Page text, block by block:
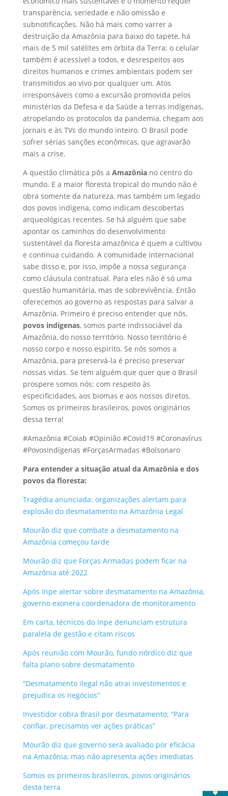
transparência, seriedade e não omissão e
subnotificações. Não há mais como varrer a
destruição da Amazônia para baixo do tapete, há
mais de 5 mil satélites em órbita da Terra; o celular
também é acessível a todos, e desrespeitos aos
direitos humanos e crimes ambientais podem ser
transmitidos ao vivo por qualquer um. Atos
irresponsáveis como a excursão promovida pelos
ministérios da Defesa e da Saúde a terras indígenas,
atropelando os protocolos da pandemia, chegam aos
jornais e às TVs do mundo inteiro. O Brasil pode
sofrer sérias sanções econômicas, que agravarão
mais a crise.
A questão climática pôs a Amazôniano centro do
mundo. E a maior floresta tropical do mundo não é
obra somente da natureza, mas também um legado
dos povos indígena, como indicam descobertas
arqueológicas recentes. Se há alguém que sabe
apontar os caminhos do desenvolvimento
sustentável da floresta amazônica é quem a cultivou
e continua cuidando. A comunidade internacional
sabe disso e, por isso, impõe a nossa segurança
como cláusula contratual. Para eles não é só uma
questão humanitária, mas de sobrevivência. Então
oferecemos ao governo as respostas para salvar a
Amazônia. Primeiro é preciso entender que nós,
povos indígenas, somos parte indissociável da
Amazônia, do nosso território. Nosso território é
nosso corpo e nosso espírito. Se nós somos a
Amazônia, para preservá-la é preciso preservar
nossas vidas. Se tem alguém que quer que o Brasil
prospere somos nós: com respeito às
especificidades, aos biomas e aos nossos diretos.
Somos os primeiros brasileiros, povos originários
dessa terra!
#Amazônia #Coiab #Opinião #Covid19 #Coronavírus
#PovosIndígenas #ForçasArmadas #Bolsonaro
Para entender a situação atual da Amazônia e dos
povos da floresta:
Tragédia anunciada: organizações alertam para
explosão do desmatamento na Amazônia Legal
Mourão diz que combate a desmatamento na
Amazônia começou tarde
Mourão diz que Forças Armadas podem ficar na
Amazônia até 2022
Após Inpe alertar sobre desmatamento na Amazônia,
governo exonera coordenadora de monitoramento
Em carta, técnicos do Inpe denunciam estrutura
paralela de gestão e citam riscos
Após reunião com Mourão, fundo nórdico diz que
falta plano sobre desmatamento
“Desmatamento ilegal não atrai investimentos e
prejudica os negócios”
Investidor cobra Brasil por desmatamento: “Para
confiar, precisamos ver ações práticas”
Mourão diz que governo será avaliado por eficácia
na Amazônia, mas não apresenta ações imediatas
Somos os primeiros brasileiros, povos originários
desta terra